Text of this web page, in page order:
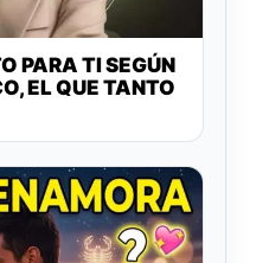
PARA TI SEGÚN
EL QUE TANTO